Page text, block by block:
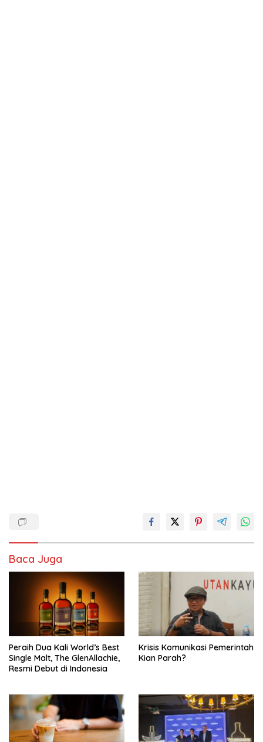
Baca Juga
Peraih Dua Kali World’s Best
Single Malt, The GlenAllachie,
Resmi Debut di Indonesia
Krisis Komunikasi Pemerintah
Kian Parah?